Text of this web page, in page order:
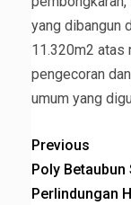
yang dibangun
11.320m2 atas
pengecoran
umum yang
Previous
Poly Betaubun
Perlindungan